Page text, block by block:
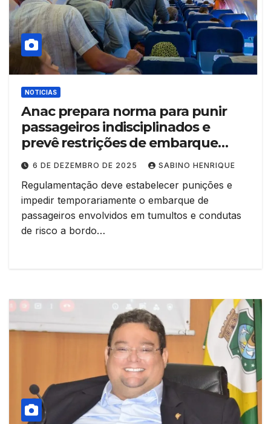
NOTICIAS
Anac prepara norma para punir
passageiros indisciplinados e
prevê restrições de embarque
ainda este ano
6 DE DEZEMBRO DE 2025 SABINO HENRIQUE
Regulamentação deve estabelecer punições e
impedir temporariamente o embarque de
passageiros envolvidos em tumultos e condutas
de risco a bordo…